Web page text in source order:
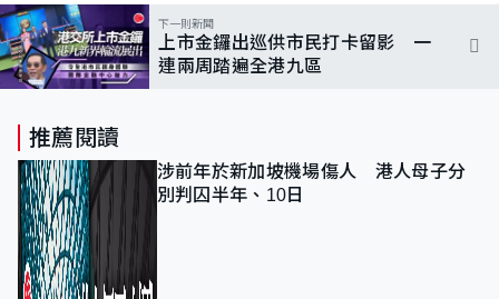
下一則新聞
上市金鑼出巡供市民打卡留影 一
連兩周踏遍全港九區
推薦閱讀
涉前年於新加坡機場傷人 港人母子分
別判囚半年、10日